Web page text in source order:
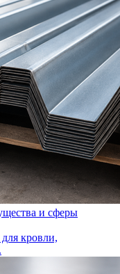
и сферы
кровли,